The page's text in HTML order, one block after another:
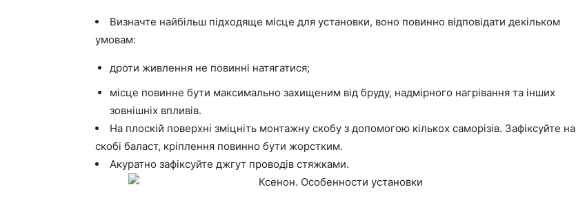
Визначте найбільш підходяще місце для установки, воно повинно відповідати декільком
умовам:
дроти живлення не повинні натягатися;
місце повинне бути максимально захищеним від бруду, надмірного нагрівання та інших
зовнішніх впливів.
На плоскій поверхні зміцніть монтажну скобу з допомогою кількох саморізів. Зафіксуйте на
скобі баласт, кріплення повинно бути жорстким.
Акуратно зафіксуйте джгут проводів стяжками.